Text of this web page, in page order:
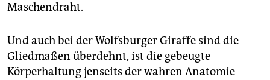
Maschendraht.
Und auch bei der Wolfsburger Giraffe sind die
Gliedmaßen überdehnt, ist die gebeugte
Körperhaltung jenseits der wahren Anatomie